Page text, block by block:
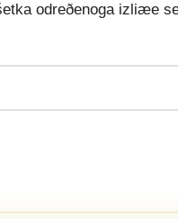
odreðenoga izliæe